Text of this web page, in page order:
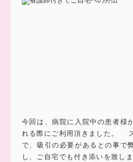
今回は、病院に入院中の患者様
れる際にご利用頂きました。
で、吸引の必要があるとの事で
し、ご自宅でも付き添いを致